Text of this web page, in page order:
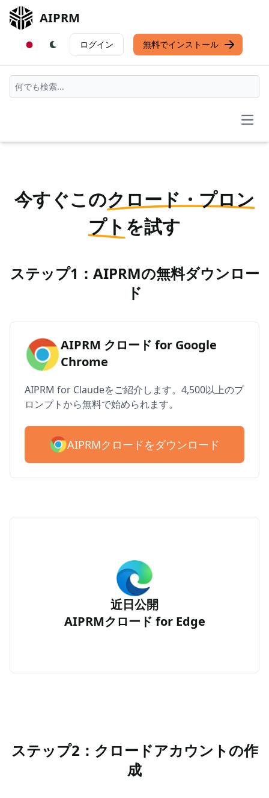
AIPRM
ログイン 無料でインストール
今すぐこのクロード・プロン
プト を試す
ステップ1：AIPRMの無料ダウンロー
ド
AIPRM クロード for Google
Chrome
AIPRM for Claudeをご紹介します。4,500以上のプ
ロンプトから無料で始められます。
AIPRMクロードをダウンロード
近日公開
AIPRMクロード for Edge
ステップ2：クロードアカウントの作
成